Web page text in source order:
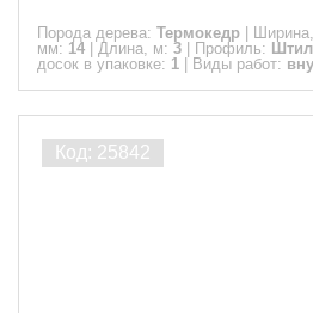
Порода дерева: Термокедр
мм: 14 Длина, м: 3 Профиль:
досок в упаковке: 1 Виды работ: